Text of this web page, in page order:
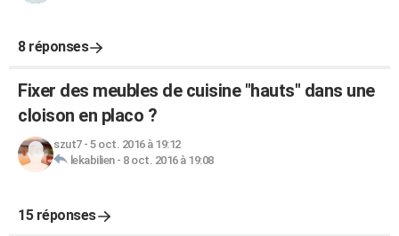
8 réponses
Fixer des meubles de cuisine "hauts" dans une
cloison en placo ?
szut7- 5 oct. 2016 à 19:12
lekabilien- 8 oct. 2016 à 19:08
15 réponses